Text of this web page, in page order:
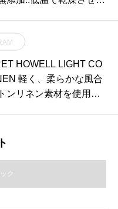
分は11%以下と低く柔
味の良い美味しさが凝
ャーキーになってます
HAUS松江市乃白町20
松江市トリミ
ングサロン#島根#松江#
#groomhause
生鹿シリーズ
HOWELL LIGHT CO
軽く、柔らかな風合
ンリネン素材を使用し
ク